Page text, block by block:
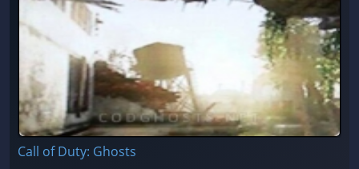
Call of Duty: Ghosts